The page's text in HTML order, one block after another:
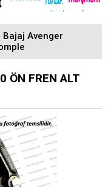
Bajaj Avenger
ÖN FREN ALT